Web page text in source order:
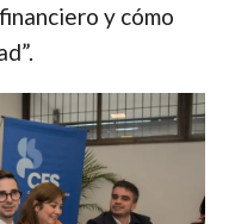
y cómo